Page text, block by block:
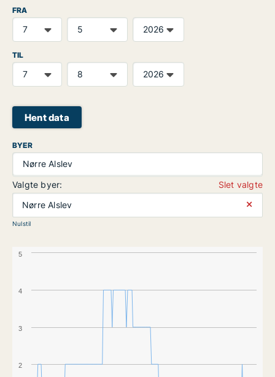
FRA
TIL
Hent data
BYER
Nørre Alslev
Valgte byer:
Slet valgte
Nørre Alslev
⨯
Nulstil
2
3
4
5